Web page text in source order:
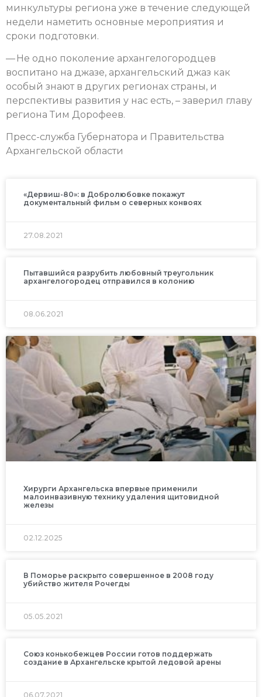
минкультуры региона уже в течение следующей
недели наметить основные мероприятия и
сроки подготовки.
— Не одно поколение архангелогородцев
воспитано на джазе, архангельский джаз как
особый знают в других регионах страны, и
перспективы развития у нас есть, – заверил главу
региона Тим Дорофеев.
Пресс-служба Губернатора и Правительства
Архангельской области
«Дервиш-80»: в Добролюбовке покажут
документальный фильм о северных конвоях
27.08.2021
Пытавшийся разрубить любовный треугольник
архангелогородец отправился в колонию
08.06.2021
Хирурги Архангельска впервые применили
малоинвазивную технику удаления щитовидной
железы
02.12.2025
В Поморье раскрыто совершенное в 2008 году
убийство жителя Рочегды
05.05.2021
Союз конькобежцев России готов поддержать
создание в Архангельске крытой ледовой арены
06.07.2021